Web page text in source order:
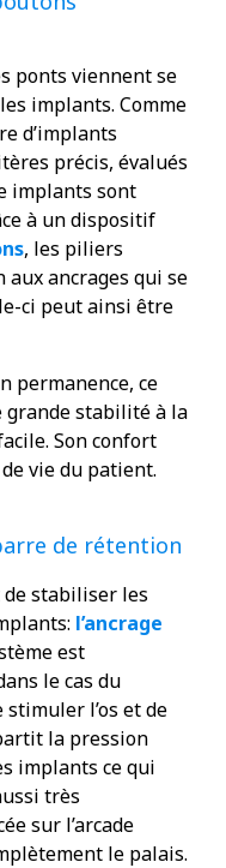
ponts viennent se
implants. Comme
d’implants
précis, évalués
implants sont
à un dispositif
, les piliers
aux ancrages qui se
ci peut ainsi être
permanence, ce
grande stabilité à la
Son confort
vie du patient.
de rétention
stabiliser les
l’ancrage
est
le cas du
l’os et de
la pression
implants ce qui
très
sur l’arcade
le palais.